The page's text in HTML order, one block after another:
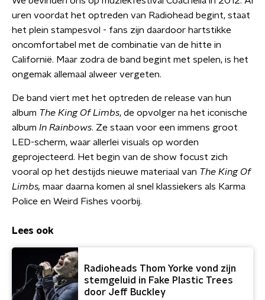
uren voordat het optreden van Radiohead begint, staat
het plein stampesvol - fans zijn daardoor hartstikke
oncomfortabel met de combinatie van de hitte in
Californië. Maar zodra de band begint met spelen, is het
ongemak allemaal alweer vergeten.
De band viert met het optreden de release van hun
album The King Of Limbs, de opvolger na het iconische
album In Rainbows. Ze staan voor een immens groot
LED-scherm, waar allerlei visuals op worden
geprojecteerd. Het begin van de show focust zich
vooral op het destijds nieuwe materiaal van The King Of
Limbs, maar daarna komen al snel klassiekers als Karma
Police en Weird Fishes voorbij.
Lees ook
Radioheads Thom Yorke vond zijn
stemgeluid in Fake Plastic Trees
door Jeff Buckley